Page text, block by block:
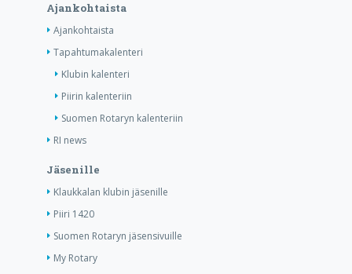
Ajankohtaista
Ajankohtaista
Tapahtumakalenteri
Klubin kalenteri
Piirin kalenteriin
Suomen Rotaryn kalenteriin
RI news
Jäsenille
Klaukkalan klubin jäsenille
Piiri 1420
Suomen Rotaryn jäsensivuille
My Rotary